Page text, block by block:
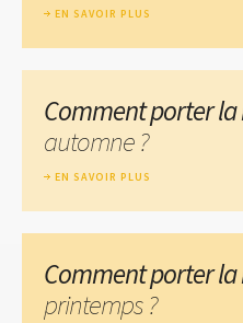
EN SAVOIR PLUS
Comment porter
automne ?
EN SAVOIR PLUS
Comment porter
printemps ?